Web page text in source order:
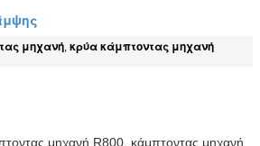
μηχανή, κρύα κάμπτοντας μηχανή
μηχανή R800, κάμπτοντας μηχανή